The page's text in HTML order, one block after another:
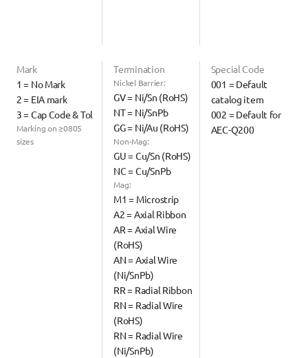
Mark
1 = No Mark
2 = EIA mark
3 = Cap Code & Tol
Marking on ≥0805
sizes
Termination
Nickel Barrier:
GV = Ni/Sn (RoHS)
NT = Ni/SnPb
GG = Ni/Au (RoHS)
Non-Mag:
GU = Cu/Sn (RoHS)
NC = Cu/SnPb
Mag:
M1 = Microstrip
A2 = Axial Ribbon
AR = Axial Wire
(RoHS)
AN = Axial Wire
(Ni/SnPb)
RR = Radial Ribbon
RN = Radial Wire
(RoHS)
RN = Radial Wire
(Ni/SnPb)
Special Code
001 = Default
catalog item
002 = Default for
AEC-Q200